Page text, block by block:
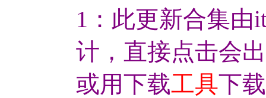
1：此更新合集由
计，直接点击会
或用下载工具下